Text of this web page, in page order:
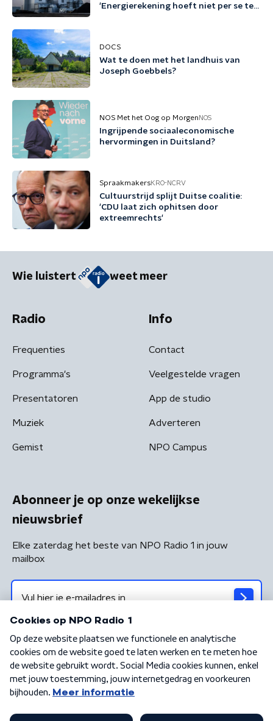
'Energierekening hoeft niet per se te
DOCS
Wat te doen met het landhuis van
Joseph Goebbels?
NOS Met het Oog op Morgen NOS
Ingrijpende sociaaleconomische
hervormingen in Duitsland?
SpraakmakersKRO-NCRV
Cultuurstrijd splijt Duitse coalitie:
'CDU laat zich ophitsen door
extreemrechts'
Wie luistert weet meer
Radio
Frequenties
Programma's
Presentatoren
Muziek
Gemist
Info
Contact
Veelgestelde vragen
App de studio
Adverteren
NPO Campus
Abonneer je op onze wekelijkse
nieuwsbrief
Elke zaterdag het beste van NPO Radio 1 in jouw
mailbox
Algemene voorwaarden